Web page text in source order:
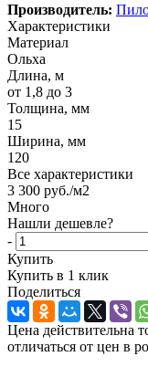
Производитель:
Характеристики
Материал
Ольха
Длина, м
от 1,8 до 3
Толщина, мм
15
Ширина, мм
120
Все характеристики
3 300 руб./м2
Много
Нашли дешевле?
-
Купить
Купить в 1 клик
Поделиться
Цена действительна
отличаться от цен в